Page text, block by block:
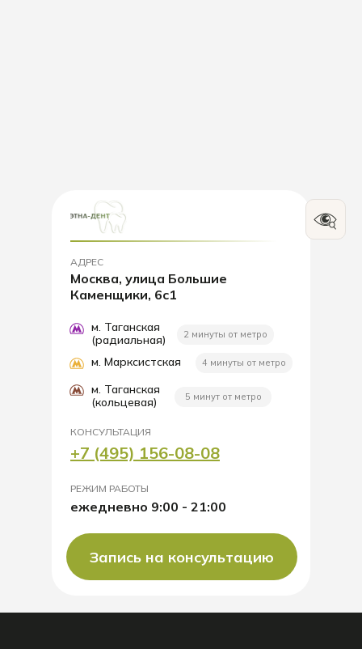
АДРЕС
Москва, улица Большие
Каменщики, 6с1
КОНСУЛЬТАЦИЯ
РЕЖИМ РАБОТЫ
ежедневно 9:00 - 21:00
+7 (495) 156-08-08
Запись на консультацию
2 минуты от метро
м. Таганская
(радиальная)
4 минуты от метро
5 минут от метро
м. Марксистская
м. Таганская
(кольцевая)